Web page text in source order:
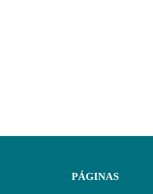
PÁGINAS